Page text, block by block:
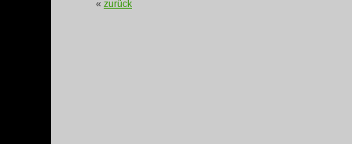
« zurück